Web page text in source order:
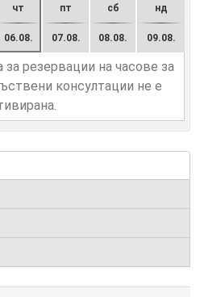
чт
06.08.
пт
07.08.
сб
08.08.
нд
09.08.
резервации на часове за
консултации не е